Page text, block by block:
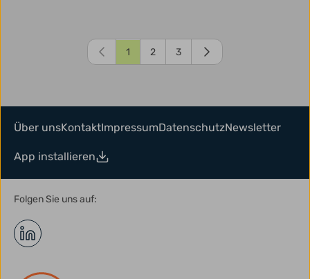
1 2 3
Über unsKontaktImpressumDatenschutzNewsletter
App installieren
Folgen Sie uns auf: